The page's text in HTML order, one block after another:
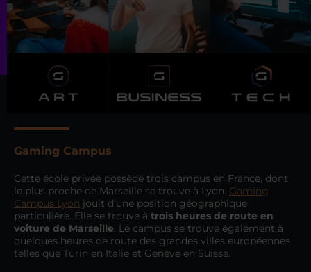
Gaming Campus
Cette école privée possède trois campus en France, dont
le plus proche de Marseille se trouve à Lyon. Gaming
Campus Lyon jouit d’une position géographique
particulière. Elle se trouve à trois heures de route en
voiture de Marseille . Le campus se trouve également à
quelques heures de route des grandes villes européennes
telles que Turin en Italie et Genève en Suisse.